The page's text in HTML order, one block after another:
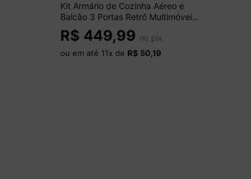
Kit Armário de Cozinha Aéreo e
Balcão 3 Portas Retrô Multimóveis
MP2168 Branco/Natural
R$ 449,99 no pix
ou em até 11x de R$ 50,19